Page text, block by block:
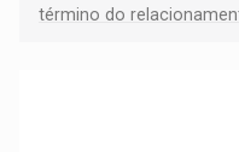
término do